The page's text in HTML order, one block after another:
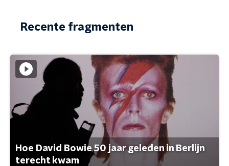
Recente fragmenten
Hoe David Bowie 50 jaar geleden in Berlijn
terecht kwam